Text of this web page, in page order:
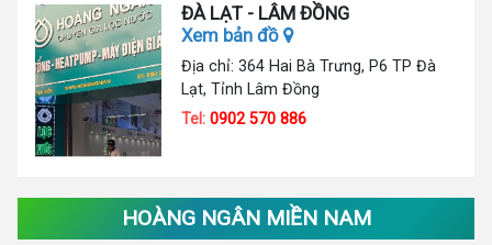
ĐÀ LẠT - LÂM ĐỒNG
Xem bản đồ
Địa chỉ: 364 Hai Bà Trưng, P6 TP Đà
Lạt, Tỉnh Lâm Đồng
Tel:0902 570 886
HOÀNG NGÂN MIỀN NAM